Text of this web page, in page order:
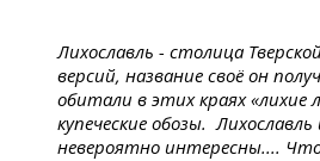
Лихославль - столица
версий, название своё он
обитали в этих краях «лихие
купеческие обозы.
невероятно интересны....